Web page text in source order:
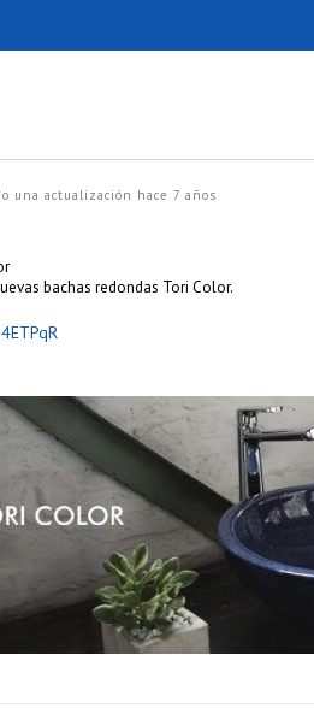
una actualización hace 7 años
bachas redondas Tori Color.